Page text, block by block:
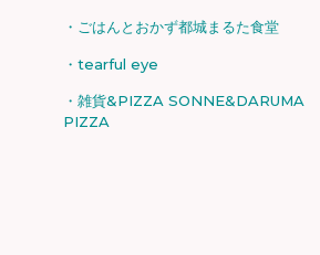
ごはんとおかず都城まるた食堂
tearful eye
雑貨&PIZZA SONNE&DARUMA
PIZZA